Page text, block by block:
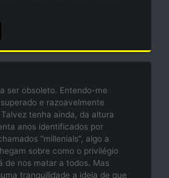
ser obsoleto. Entendo-me
e razoavelmente
tenha ainda, da altura
anos identificados por
“millenials”, algo a
sobre como o privilégio
de nos matar a todos. Mas
tranquilidade a ideia de que